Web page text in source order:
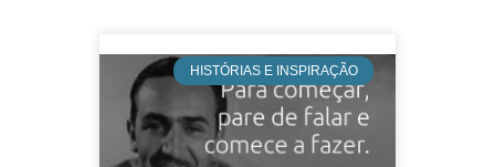
HISTÓRIAS E INSPIRAÇÃO